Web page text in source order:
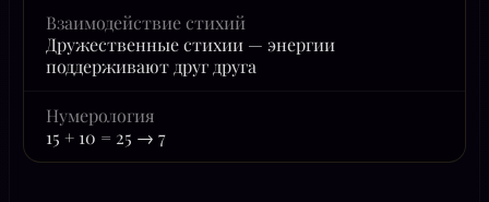
Взаимодействие стихий
Дружественные стихии — энергии
поддерживают друг друга
Нумерология
15 + 10 = 25 → 7